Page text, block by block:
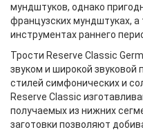
мундштуков, однако
французских мундштуках, а
инструментах раннего
Трости Reserve Classic
звуком и широкой звуковой
стилей симфонических и
Reserve Classic
получаемых из нижних
заготовки позволяют